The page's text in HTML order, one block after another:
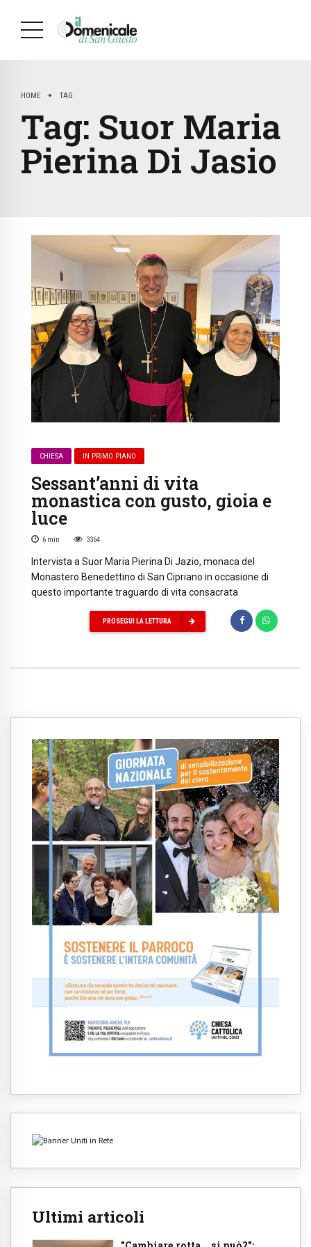
HOME TAG
Tag: Suor Maria
Pierina Di Jasio
CHIESA IN PRIMO PIANO
Sessant’anni di vita
monastica con gusto, gioia e
luce
6 min 3364
Intervista a Suor Maria Pierina Di Jazio, monaca del
Monastero Benedettino di San Cipriano in occasione di
questo importante traguardo di vita consacrata
PROSEGUI LA LETTURA
Ultimi articoli